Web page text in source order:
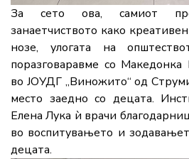
За сето ова, самиот
занаетчиството како
нозе, улогата на
поразговаравме со Македонка
во ЈОУДГ „Виножито“ од
место заедно со децата.
Елена Лука ѝ врачи
во воспитувањето и
децата.